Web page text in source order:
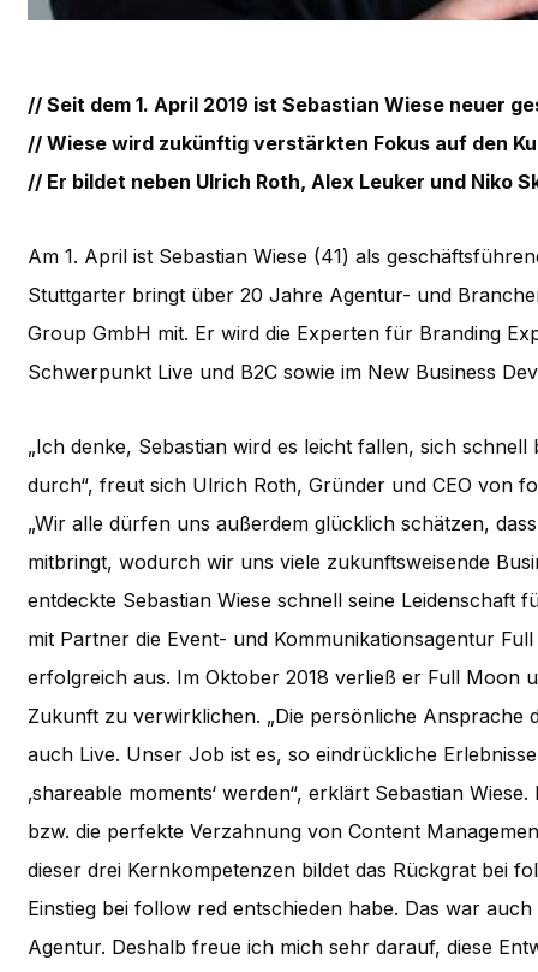
// Seit dem 1. April 2019 ist Sebastian Wiese neuer
// Wiese wird zukünftig verstärkten Fokus auf den
// Er bildet neben Ulrich Roth, Alex Leuker und Niko
Am 1. April ist Sebastian Wiese (41) als
Stuttgarter bringt über 20 Jahre Agentur- und
Group GmbH mit. Er wird die Experten für Branding
Schwerpunkt Live und B2C sowie im New Business
„Ich denke, Sebastian wird es leicht fallen, sich
durch“, freut sich Ulrich Roth, Gründer und CEO von
„Wir alle dürfen uns außerdem glücklich schätzen,
mitbringt, wodurch wir uns viele zukunftsweisende
entdeckte Sebastian Wiese schnell seine Leidenschaft
mit Partner die Event- und Kommunikationsagentur
erfolgreich aus. Im Oktober 2018 verließ er Full Moon
Zukunft zu verwirklichen. „Die persönliche Ansprache
auch Live. Unser Job ist es, so eindrückliche
‚shareable moments‘ werden“, erklärt Sebastian
bzw. die perfekte Verzahnung von Content
dieser drei Kernkompetenzen bildet das Rückgrat bei
Einstieg bei follow red entschieden habe. Das war
Agentur. Deshalb freue ich mich sehr darauf, diese